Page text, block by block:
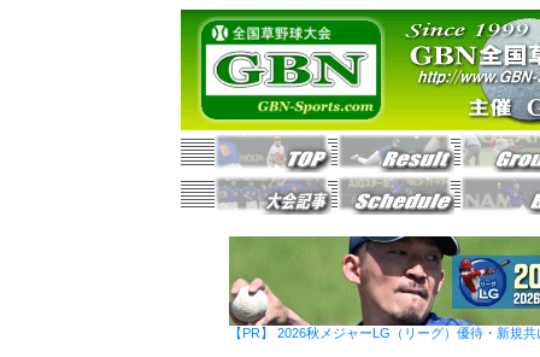
【PR】 2026秋メジャーLG（リーグ）優待・新規